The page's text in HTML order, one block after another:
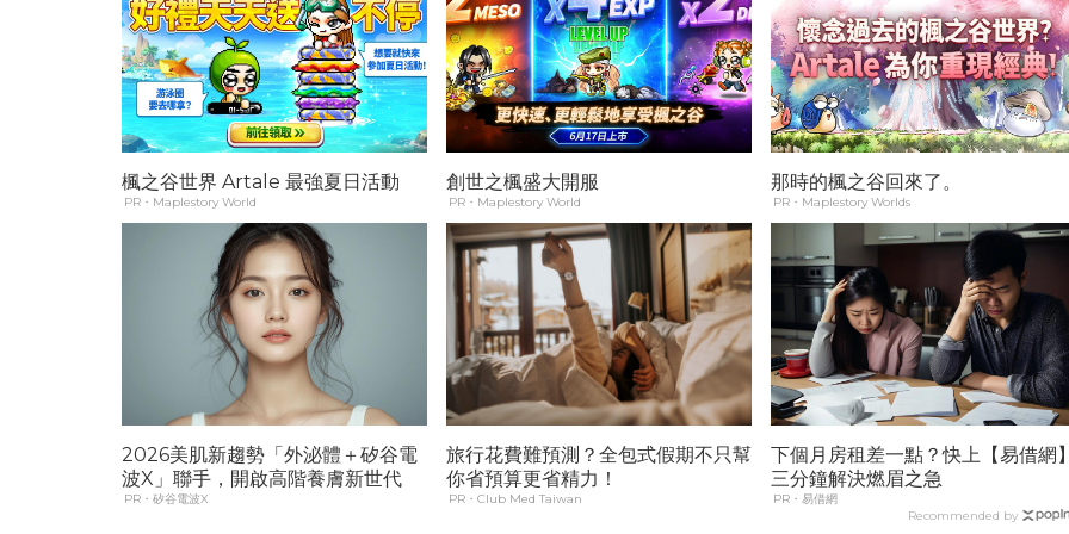
楓之谷世界 Artale 最強夏日活動
PR・Maplestory World
創世之楓盛大開服
PR・Maplestory World
那時的楓之谷回來了。
PR・Maplestory Worlds
2026美肌新趨勢「外泌體＋矽谷電
波X」聯手，開啟高階養膚新世代
PR・矽谷電波X
旅行花費難預測？全包式假期不只幫
你省預算更省精力！
PR・Club Med Taiwan
下個月房租差一點？快上【易借網
三分鐘解決燃眉之急
PR・易借網
Recommended by